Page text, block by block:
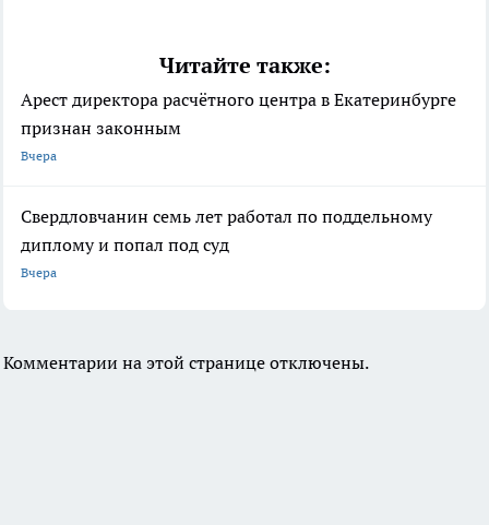
Читайте также:
Арест директора расчётного центра в Екатеринбурге
признан законным
Вчера
Свердловчанин семь лет работал по поддельному
диплому и попал под суд
Вчера
Комментарии на этой странице отключены.